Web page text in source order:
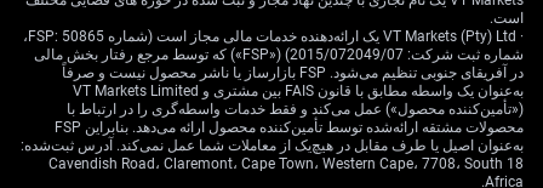
استراتژی‌های معاملاتی
در سمت پوند، تداوم تورم بالا در بریتانیا که اخیراً 3.5%
گزارش شده، بانک انگلستان را در موضعی متمایل به سیاست
انقباضی (hawkish) نگه داشته است. این پشتوانه بنیادی پوند،
به شکل‌گیری بن‌بست فعلی در برابر دلار کمک می‌کند و فعلاً
است.
· VT Markets (Pty) Ltd یک ارائه‌دهنده خدمات مالی مجاز است (شماره FSP: 50865،
شماره ثبت شرکت: 2015/072049/07) («FSP») که توسط مرجع رفتار بخش مالی
در آفریقای جنوبی تنظیم می‌شود. FSP بازارساز یا ناشر محصول نیست و صرفاً
به‌عنوان یک واسطه مطابق با قانون FAIS بین مشتری و VT Markets Limited
(«تأمین‌کننده محصول») عمل می‌کند و فقط خدمات واسطه‌گری را در ارتباط با
محصولات مشتقه ارائه‌شده توسط تأمین‌کننده محصول ارائه می‌دهد. بنابراین FSP
به‌عنوان اصیل یا طرف مقابل در هیچ‌یک از معاملات شما عمل نمی‌کند. آدرس ثبت‌شده:
18 Cavendish Road، Claremont، Cape Town، Western Cape، 7708، South
Africa.